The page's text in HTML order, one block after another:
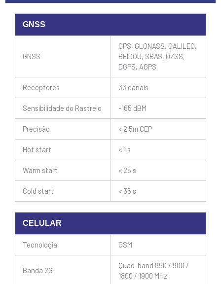
GNSS
GNSS
GPS, GLONASS, GALILEO,
BEIDOU, SBAS, QZSS,
DGPS, AGPS
Receptores 33 canais
Sensibilidade do Rastreio -165 dBM
Precisão < 2.5m CEP
Hot start < 1 s
Warm start < 25 s
Cold start < 35 s
CELULAR
Tecnologia GSM
Banda 2G
Quad-band 850 / 900 /
1800 / 1900 MHz